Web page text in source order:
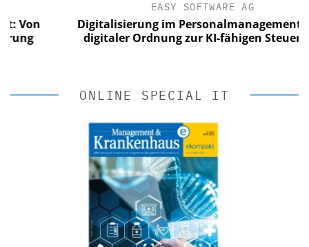
EASY SOFTWARE AG
Digitalisierung im Personalmanagement: Von
digitaler Ordnung zur KI-fähigen Steuerung
ONLINE SPECIAL IT